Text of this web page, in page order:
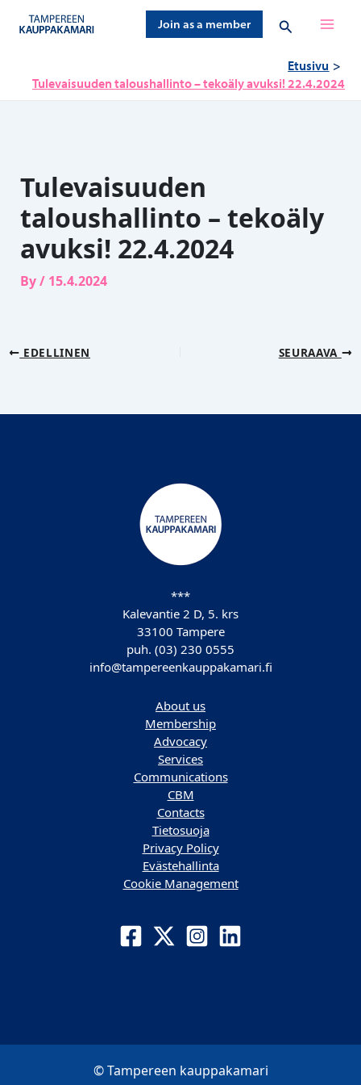
sisältöön
Join as a member Hae
Etusivu
Tulevaisuuden taloushallinto – tekoäly avuksi! 22.4.2024
Tulevaisuuden
taloushallinto – tekoäly
avuksi! 22.4.2024
By/ 15.4.2024
EDELLINEN SEURAAVA
***
Kalevantie 2 D, 5. krs
33100 Tampere
puh. (03) 230 0555
info@tampereenkauppakamari.fi
About us
Membership
Advocacy
Services
Communications
CBM
Contacts
Tietosuoja
Privacy Policy
Evästehallinta
Cookie Management
© Tampereen kauppakamari